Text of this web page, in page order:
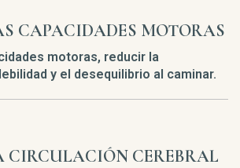
CAPACIDADES MOTORAS
motoras, reducir la
y el desequilibrio al caminar.
CIRCULACIÓN CEREBRAL